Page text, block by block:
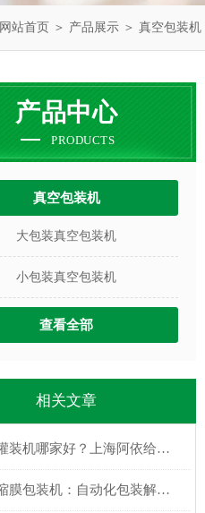
网站首页 ＞ 产品展示 ＞ 真空包装机
产品中心
PRODUCTS
真空包装机
大包装真空包装机
小包装真空包装机
查看全部
相关文章
液体灌装机哪家好？上海阿依给出“核心配置透明化”的答案
热收缩膜包装机：自动化包装解决方案，提升效率与品质